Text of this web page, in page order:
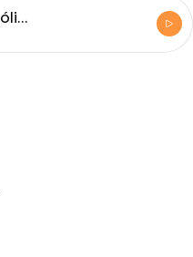
Detectives de lo Insólito 15: Misterio y Escepticismo